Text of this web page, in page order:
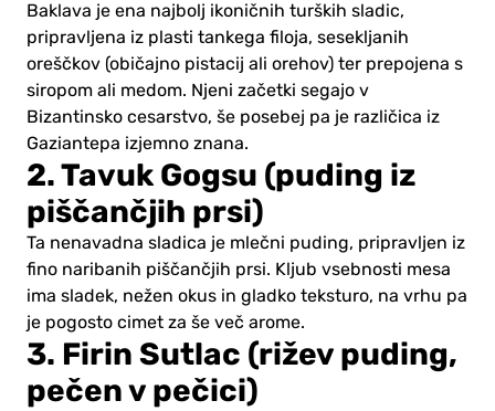
Baklava je ena najbolj ikoničnih turških sladic,
pripravljena iz plasti tankega filoja, sesekljanih
oreščkov (običajno pistacij ali orehov) ter prepojena s
siropom ali medom. Njeni začetki segajo v
Bizantinsko cesarstvo, še posebej pa je različica iz
Gaziantepa izjemno znana.
2. Tavuk Gogsu (puding iz
piščančjih prsi)
Ta nenavadna sladica je mlečni puding, pripravljen iz
fino naribanih piščančjih prsi. Kljub vsebnosti mesa
ima sladek, nežen okus in gladko teksturo, na vrhu pa
je pogosto cimet za še več arome.
3. Firin Sutlac (rižev puding,
pečen v pečici)